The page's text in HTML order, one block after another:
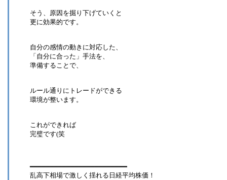
そう、原因を掘り下げていくと
更に効果的です。
自分の感情の動きに対応した、
「自分に合った」手法を、
準備することで、
ルール通りにトレードができる
環境が整います。
これができれば
完璧です(笑
━━━━━━━━━━━━━━━━━━━━━━━━
乱高下相場で激しく揺れる日経平均株価！